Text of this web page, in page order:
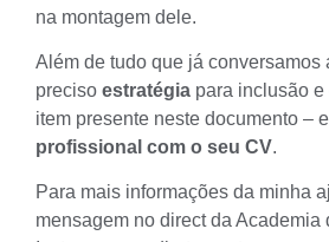
na montagem dele.
Além de tudo que já conversamos
preciso estratégia para inclusão
item presente neste documento –
profissional com o seu CV.
Para mais informações da minha
mensagem no direct da Academia